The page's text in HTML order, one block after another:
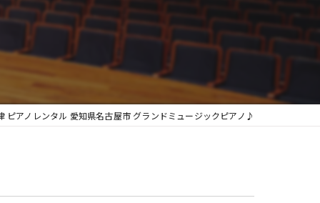
レンタル
ピアノレンタル 愛知県名古屋市 グランドミュージックピアノ♪